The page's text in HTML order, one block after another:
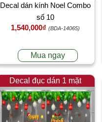
Decal dán kính Noel Combo
số 10
1,540,000₫ (BDA-14065)
Mua ngay
Decal đục dán 1 mặt